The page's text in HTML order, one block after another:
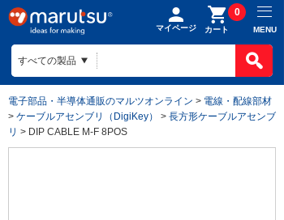
マイページ カート
0
MENU
電子部品・半導体通販のマルツオンライン > 電線・配線部材
> ケーブルアセンブリ（DigiKey） > 長方形ケーブルアセンブ
リ > DIP CABLE M-F 8POS